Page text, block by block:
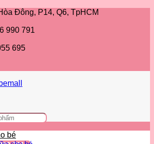
Đông, P14, Q6, TpHCM
990 791
695
bé